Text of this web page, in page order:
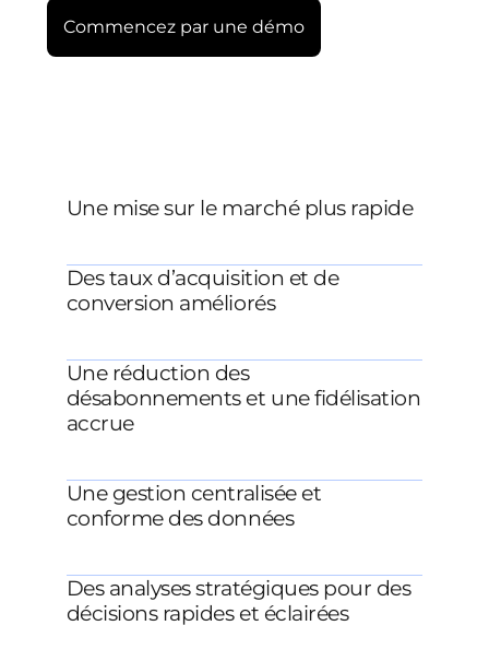
Commencez par une démo
Une mise sur le marché plus rapide
Des taux d’acquisition et de
conversion améliorés
Une réduction des
désabonnements et une fidélisation
accrue
Une gestion centralisée et
conforme des données
Des analyses stratégiques pour des
décisions rapides et éclairées